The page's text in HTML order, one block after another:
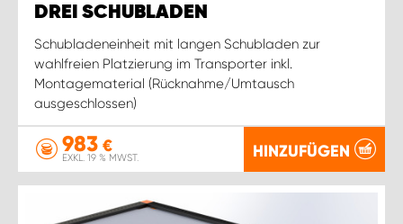
DREI SCHUBLADEN
Schubladeneinheit mit langen Schubladen zur
wahlfreien Platzierung im Transporter inkl.
Montagematerial (Rücknahme/Umtausch
ausgeschlossen)
983 €
EXKL. 19 % MWST. HINZUFÜGEN